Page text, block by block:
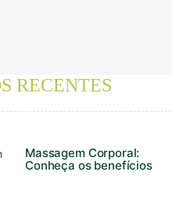
RECENTES
Massagem Corporal:
Conheça os benefícios